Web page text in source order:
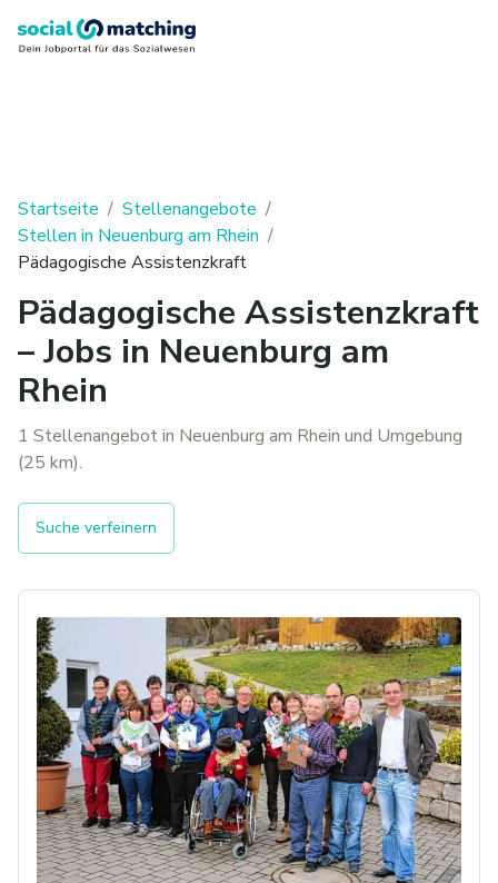
Startseite / Stellenangebote /
Stellen in Neuenburg am Rhein /
Pädagogische Assistenzkraft
Pädagogische Assistenzkraft
– Jobs in Neuenburg am
Rhein
1 Stellenangebot in Neuenburg am Rhein und Umgebung
(25 km).
Suche verfeinern